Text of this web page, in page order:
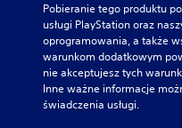
Pobieranie tego produktu
usługi PlayStation oraz
oprogramowania, a także
warunkom dodatkowym
nie akceptujesz tych
Inne ważne informacje
świadczenia usługi.